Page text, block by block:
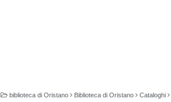
biblioteca di Oristano Biblioteca di Oristano Cataloghi